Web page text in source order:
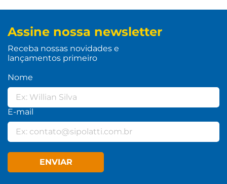
Assine nossa newsletter
Receba nossas novidades e
lançamentos primeiro
Nome
E-mail
ENVIAR